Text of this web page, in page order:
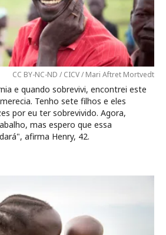
CC BY-NC-ND / CICV / Mari Aftret Mortvedt
e quando sobrevivi, encontrei este
Tenho sete filhos e eles
por eu ter sobrevivido. Agora,
mas espero que essa
afirma Henry, 42.